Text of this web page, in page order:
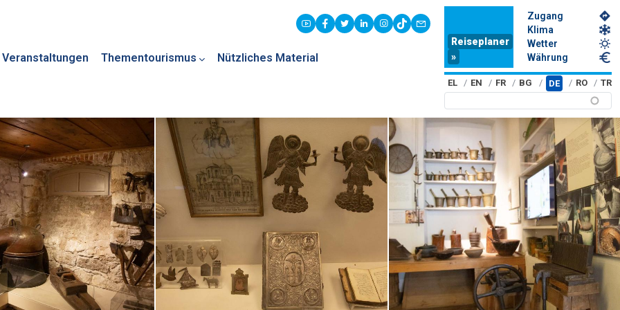
Veranstaltungen Thementourismus Nützliches Material
youtubefacebook
twitterlinkedininstagram
tiktokcontact
Reiseplaner
»
Zugang
Klima
Wetter
Währung
EL EN FR BG DE RO TR